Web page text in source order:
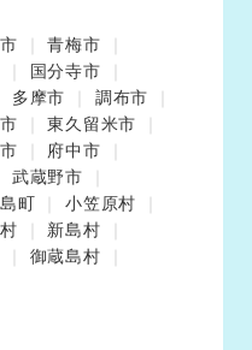
青梅市
国分寺市
多摩市
調布市
東久留米市
府中市
武蔵野市
町
小笠原村
新島村
御蔵島村